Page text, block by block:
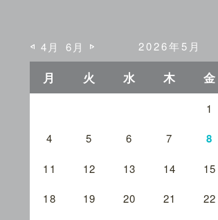
2026年5月
月 火 水 木 金
4月 6月
1
4 5 6 7 8
11 12 13 14 15
18 19 20 21 22